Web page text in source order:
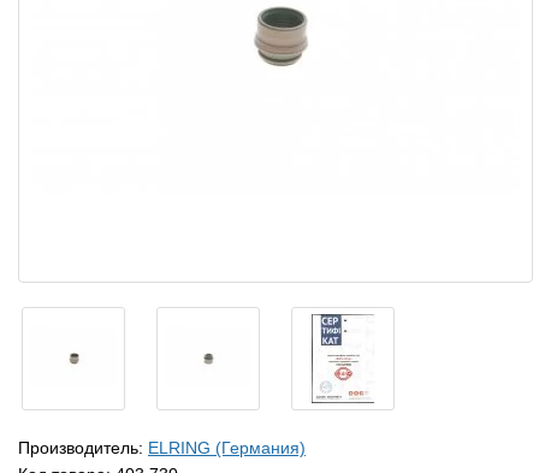
Производитель: ELRING (Германия)